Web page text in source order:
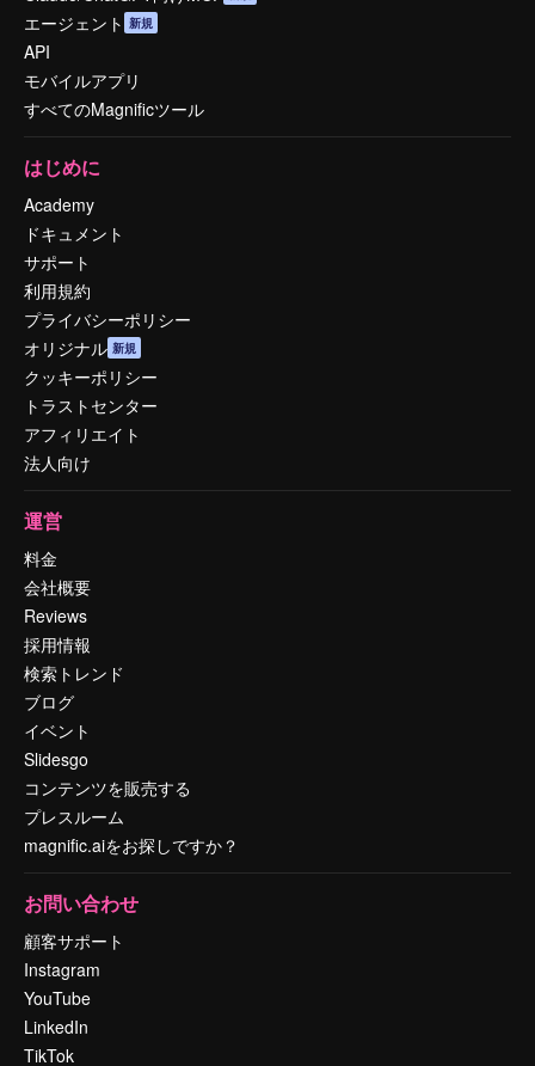
エージェント 新規
API
モバイルアプリ
すべてのMagnificツール
はじめに
Academy
ドキュメント
サポート
利用規約
プライバシーポリシー
オリジナル 新規
クッキーポリシー
トラストセンター
アフィリエイト
法人向け
運営
料金
会社概要
Reviews
採用情報
検索トレンド
ブログ
イベント
Slidesgo
コンテンツを販売する
プレスルーム
magnific.aiをお探しですか？
お問い合わせ
顧客サポート
Instagram
YouTube
LinkedIn
TikTok